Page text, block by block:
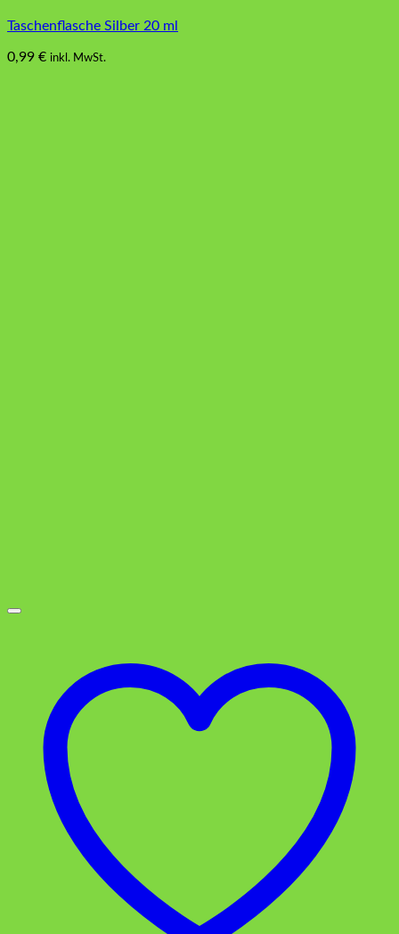
Taschenflasche Silber 20 ml
0,99 € inkl. MwSt.